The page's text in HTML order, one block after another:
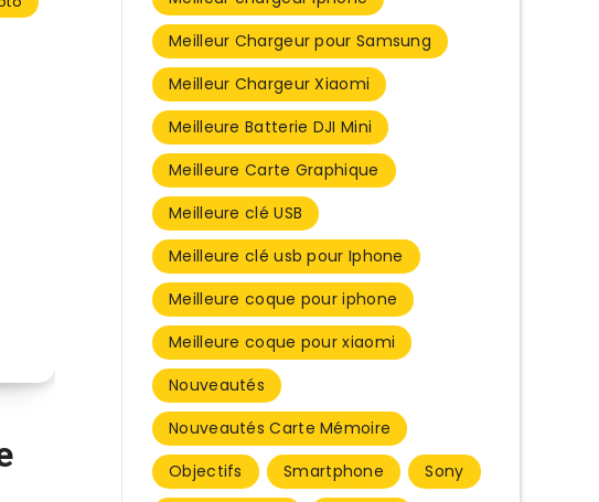
Meilleur Chargeur pour Samsung
Meilleur Chargeur Xiaomi
Meilleure Batterie DJI Mini
Meilleure Carte Graphique
Meilleure clé USB
Meilleure clé usb pour Iphone
Meilleure coque pour iphone
Meilleure coque pour xiaomi
Nouveautés
Nouveautés Carte Mémoire
Objectifs
Smartphone
Sony